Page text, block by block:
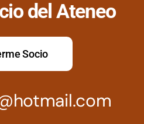
del Ateneo
Socio